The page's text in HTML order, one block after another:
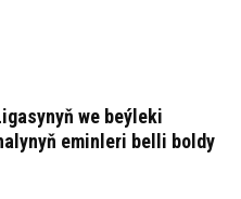
we beýleki
eminleri belli boldy